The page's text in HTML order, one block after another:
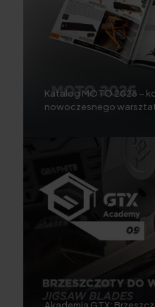
Katalog MOTO 2026 –
nowoczesnego